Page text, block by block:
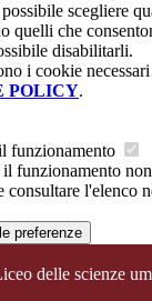
scegliere
quelli che
disabilitarli.
i cookie
POLICY.
funzionamento
funzionamento
consultare l'elenco
preferenze
delle scienze